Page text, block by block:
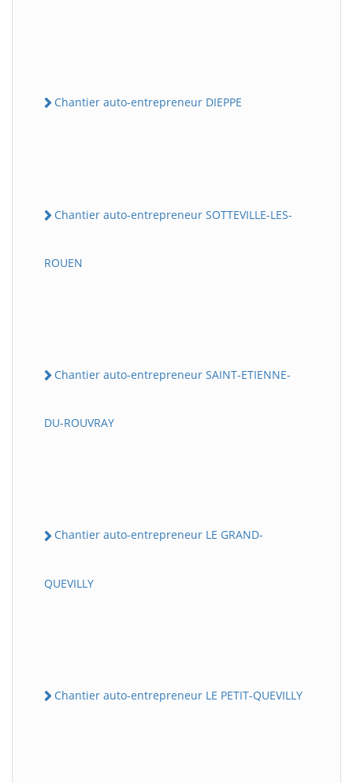
Chantier auto-entrepreneur DIEPPE
Chantier auto-entrepreneur SOTTEVILLE-LES-
ROUEN
Chantier auto-entrepreneur SAINT-ETIENNE-
DU-ROUVRAY
Chantier auto-entrepreneur LE GRAND-
QUEVILLY
Chantier auto-entrepreneur LE PETIT-QUEVILLY